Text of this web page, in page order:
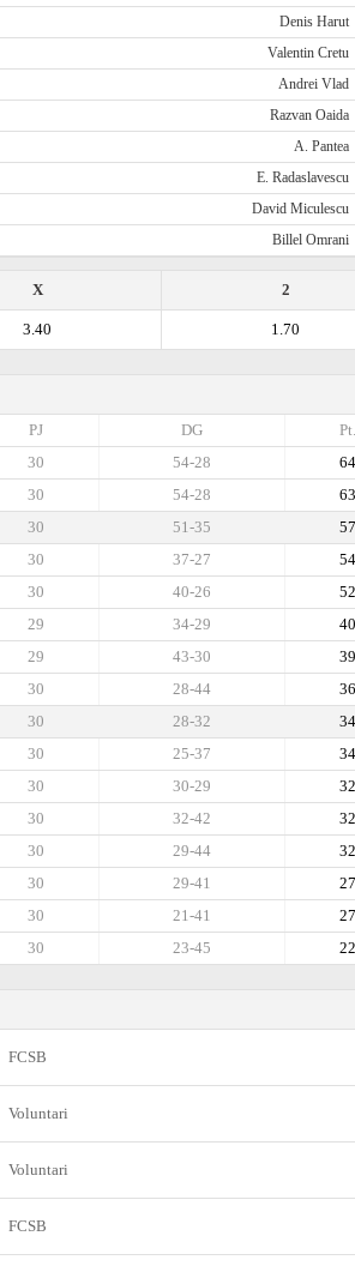
Denis Harut
Valentin Cretu
Andrei Vlad
Razvan Oaida
A. Pantea
E. Radaslavescu
David Miculescu
Billel Omrani
2
X
1.70
3.40
Pt.
DG
PJ
64
54-28
30
63
54-28
30
57
51-35
30
54
37-27
30
52
40-26
30
40
34-29
29
39
43-30
29
36
28-44
30
34
28-32
30
34
25-37
30
32
30-29
30
32
32-42
30
32
29-44
30
27
29-41
30
27
21-41
30
22
23-45
30
FCSB
Voluntari
Voluntari
FCSB